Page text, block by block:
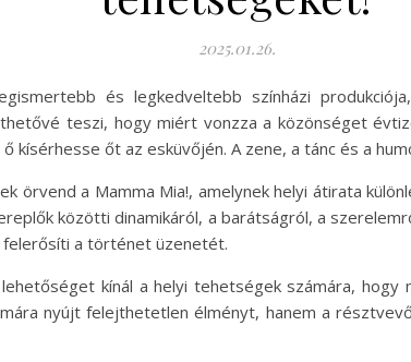
2025.01.26.
és legkedveltebb színházi
teszi, hogy miért vonzza a közönséget
kísérhesse őt az esküvőjén. A zene, a tánc és a
örvend a Mamma Mia!, amelynek helyi átirata
közötti dinamikáról, a barátságról, a
felerősíti a történet üzenetét.
kínál a helyi tehetségek számára,
nyújt felejthetetlen élményt, hanem a